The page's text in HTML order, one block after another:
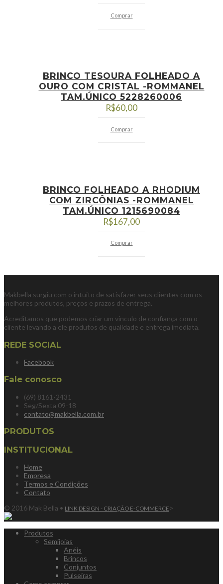
Comprar
BRINCO TESOURA FOLHEADO A
OURO COM CRISTAL -ROMMANEL
TAM.ÚNICO 5228260006
R$60,00
Comprar
BRINCO FOLHEADO A RHODIUM
COM ZIRCÔNIAS -ROMMANEL
TAM.ÚNICO 1215690084
R$167,00
Comprar
Makbella surgiu com o intuito de satisfazer seus clientes com os
melhores produtos, preços e prazos de entrega.
Acreditamos que podemos criar um vínculo de confiança com o
cliente levando a ele produtos de qualidade e entrega imediata.
REDE SOCIAL
Facebook
Fale conosco
(69) 8161-2431
Seg/Sexta 09-18
contato@makbella.com.br
PRODUTOS
INSTITUCIONAL
Home
Empresa
Termos e Condições
Contato
© 2016 Mak Bella • LINK DESIGN - CRIAÇÃO E-COMMERCE >
Produtos
Semijoias
Anéis
Brincos
Conjuntos
Pulseiras